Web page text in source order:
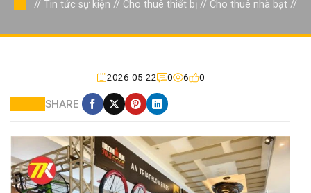
// Tin tức sự kiện // Cho thuê thiết bị // Cho thuê nhà bạt //
2026-05-22 0 6 0
SHARE